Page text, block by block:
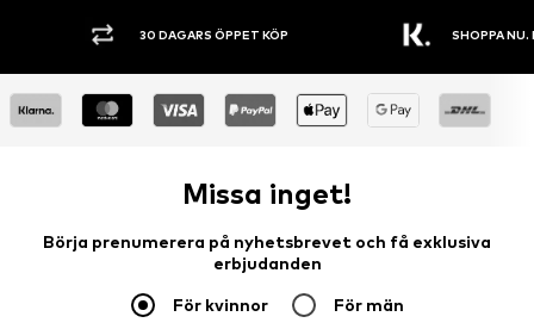
30 DAGARS ÖPPET KÖP SHOPPA NU.
Missa inget!
Börja prenumerera på nyhetsbrevet och få exklusiva
erbjudanden
För kvinnor För män